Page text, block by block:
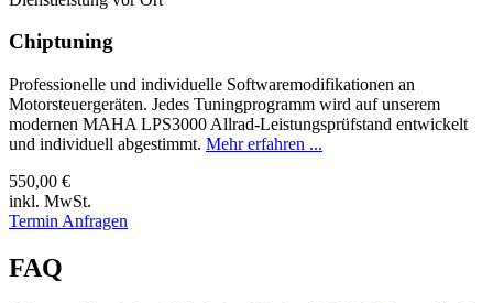
Chiptuning
Professionelle und individuelle Softwaremodifikationen an
Motorsteuergeräten. Jedes Tuningprogramm wird auf unserem
modernen MAHA LPS3000 Allrad-Leistungsprüfstand entwickelt
und individuell abgestimmt. Mehr erfahren ...
550,00 €
inkl. MwSt.
Termin Anfragen
FAQ